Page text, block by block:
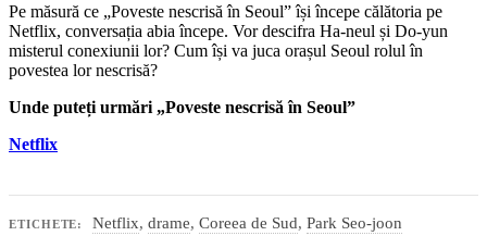
Pe măsură ce „Poveste nescrisă în Seoul” își începe călătoria pe
Netflix, conversația abia începe. Vor descifra Ha-neul și Do-yun
misterul conexiunii lor? Cum își va juca orașul Seoul rolul în
povestea lor nescrisă?
Unde puteți urmări „Poveste nescrisă în Seoul”
Netflix
ETICHETE: Netflix, drame, Coreea de Sud, Park Seo-joon